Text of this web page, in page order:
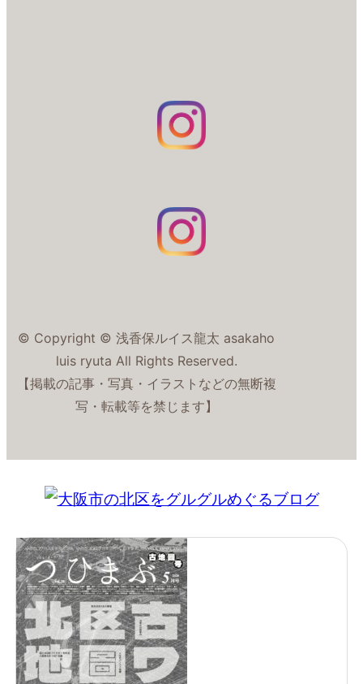
© Copyright © 浅香保ルイス龍太 asakaho
luis ryuta All Rights Reserved.
【掲載の記事・写真・イラストなどの無断複
写・転載等を禁じます】